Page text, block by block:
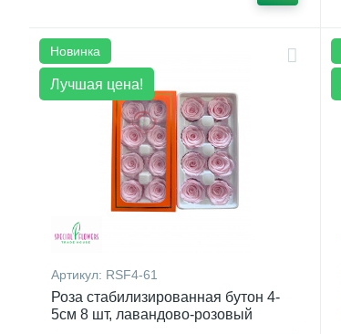
Новинка
Лучшая цена!
Артикул: RSF4-61
Роза стабилизированная бутон 4-
5см 8 шт, лавандово-розовый